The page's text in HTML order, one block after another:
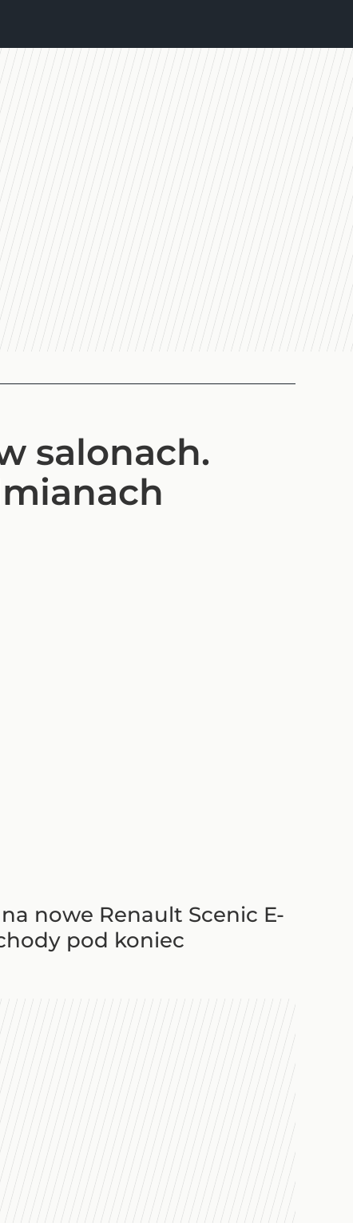
salonach.
nowe Renault Scenic E-
pod koniec